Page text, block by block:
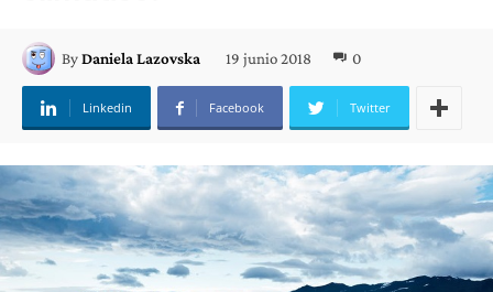
ByDaniela Lazovska 19 junio 2018 0
Linkedin Facebook Twitter